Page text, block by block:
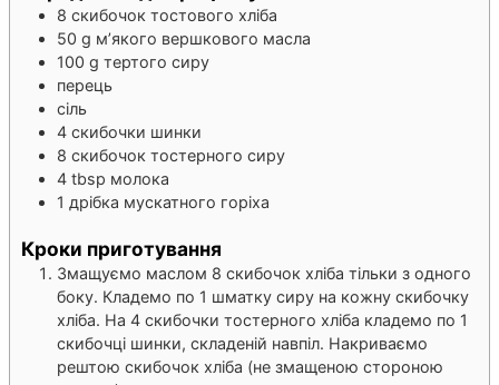
8 скибочок тостового хліба
50 g м’якого вершкового масла
100 g тертого сиру
перець
сіль
4 скибочки шинки
8 скибочок тостерного сиру
4 tbsp молока
1 дрібка мускатного горіха
Кроки приготування
Змащуємо маслом 8 скибочок хліба тільки з одного
боку. Кладемо по 1 шматку сиру на кожну скибочку
хліба. На 4 скибочки тостерного хліба кладемо по 1
скибочці шинки, складеній навпіл. Накриваємо
рештою скибочок хліба (не змащеною стороною